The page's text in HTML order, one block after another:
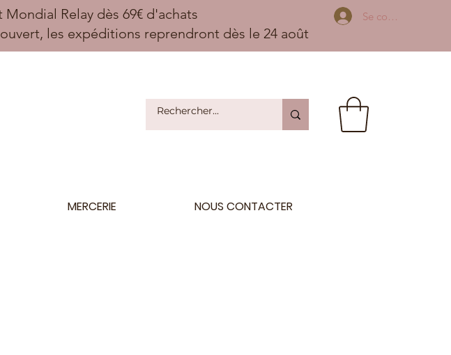
Mondial Relay dès 69€ d'achats
les expéditions reprendront dès le 24 août
Se connecter
MERCERIE NOUS CONTACTER